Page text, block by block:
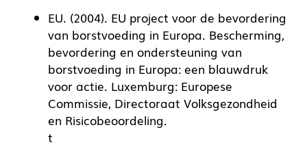
EU. (2004). EU project voor de bevordering
van borstvoeding in Europa. Bescherming,
bevordering en ondersteuning van
borstvoeding in Europa: een blauwdruk
voor actie. Luxemburg: Europese
Commissie, Directoraat Volksgezondheid
en Risicobeoordeling.
t